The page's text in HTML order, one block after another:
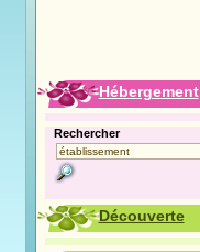
Hébergement
Rechercher
Découverte